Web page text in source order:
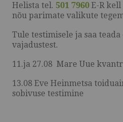
SMS
FACEBOOK
by ShopRoller
Helista tel. 501 7960 E-R kell
nõu parimate valikute
Tule testimisele ja saa
vajadustest.
11.ja 27.08 Mare Uue
13.08 Eve Heinmetsa
sobivuse testimine